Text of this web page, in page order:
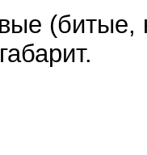
(битые,